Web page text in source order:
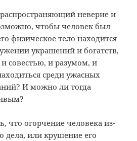
неверие и
чтобы человек был
физическое тело находится
украшений и богатств,
совестью, и разумом, и
среди ужасных
И можно ли тогда
что огорчение человека из-
дела, или крушение его